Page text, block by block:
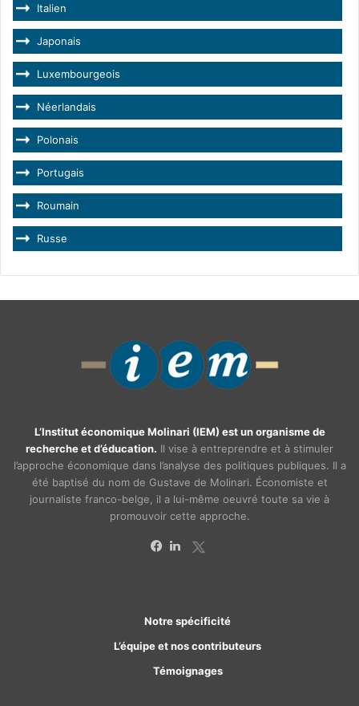
Italien
Japonais
Luxembourgeois
Néerlandais
Polonais
Portugais
Roumain
Russe
L’Institut économique Molinari (IEM) est un organisme de
recherche et d’éducation. Il vise à entreprendre et à stimuler
l’approche économique dans l’analyse des politiques publiques. Il a
été baptisé du nom de Gustave de Molinari. Économiste et
journaliste franco-belge, il a lui-même oeuvré toute sa vie à
promouvoir cette approche.
Notre spécificité
L’équipe et nos contributeurs
Témoignages